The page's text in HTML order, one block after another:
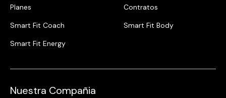
Planes
Contratos
Smart Fit Coach
Smart Fit Body
Smart Fit Energy
Nuestra Compañia